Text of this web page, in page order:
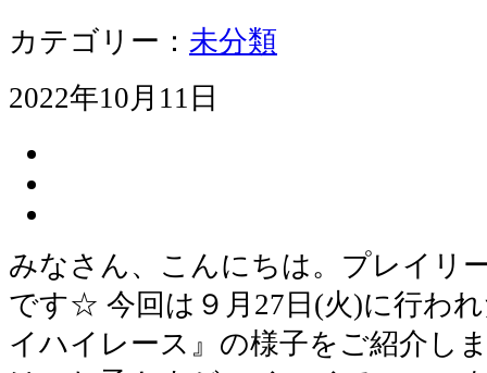
カテゴリー： 未分類
2022年10月11日
みなさん、こんにちは。プレイリ
です☆ 今回は９月27日(火)に行わ
イハイレース』の様子をご紹介し